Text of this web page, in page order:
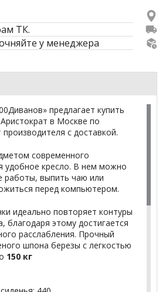
ТК.
у менеджера
предлагает купить
в Москве по
с доставкой.
современного
удобное кресло. В нем можно
работы, выпить чаю или
перед компьютером.
идеально повторяет контуры
благодаря этому достигается
расслабления. Прочный
шпона березы с легкостью
150 кг